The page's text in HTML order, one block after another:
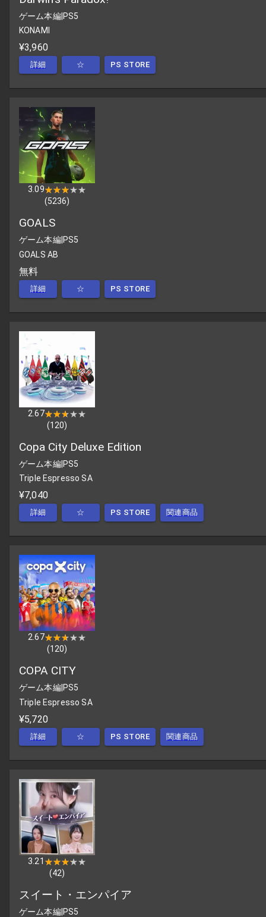
ゲーム本編|PS5
KONAMI
¥3,960
詳細 ☆ PS STORE
3.09★★★★★
★★★★★
(5236)
GOALS
ゲーム本編| PS5
GOALS AB
無料
詳細 ☆ PS STORE
2.67★★★★★
★★★★★
(120)
Copa City Deluxe Edition
ゲーム本編|PS5
Triple Espresso SA
¥7,040
詳細 ☆ PS STORE 関連商品
2.67★★★★★
★★★★★
(120)
COPA CITY
ゲーム本編| PS5
Triple Espresso SA
¥5,720
詳細 ☆ PS STORE 関連商品
3.21 ★★★★★
★★★★★
(42)
スイート・エンパイア
ゲーム本編|PS5